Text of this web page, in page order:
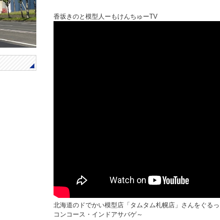
香坂きのと模型人ーもけんちゅーTV
北海道のドでかい模型店「タムタム札幌店」さんをぐる
コンコース・インドアサバゲ～